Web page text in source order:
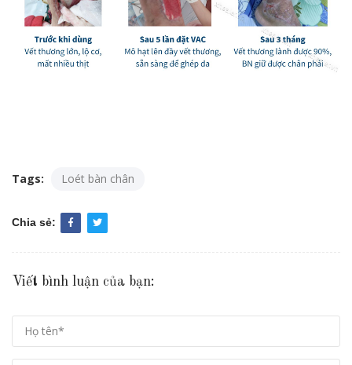
Tags: Loét bàn chân
Chia sẻ:
Viết bình luận của bạn: